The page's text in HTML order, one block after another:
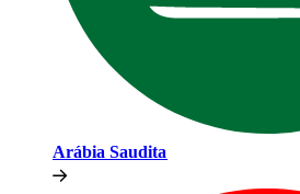
Arábia Saudita​​